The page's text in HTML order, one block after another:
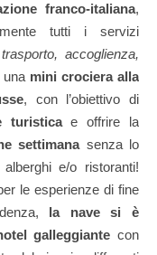
franco-italiana,
tutti i servizi
accoglienza,
una mini crociera alla
, con l’obiettivo di
turisticae offrire la
settimanasenza lo
e/o ristoranti!
le esperienze di fine
la nave si è
galleggiante con